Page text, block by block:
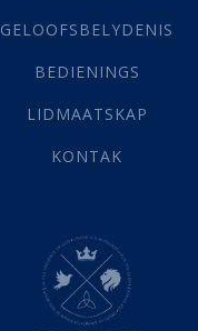
Lewensdoel(3)
Selfondersoek(1)
Werk(22)
(142)
Hemel (31)
Israel (14)
Millennium(1)
GELOOFSBELYDENIS
BEDIENINGS
LIDMAATSKAP
KONTAK